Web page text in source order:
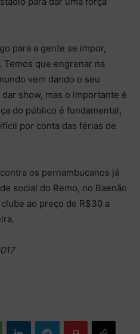
para a gente se impor,
que engrenar na
vem dando o seu
show, mas o importante é
do público é fundamental,
por conta das férias de
os pernambucanos já
social do Remo, no Baenão
ao preço de R$30 a